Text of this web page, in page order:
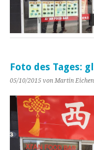
Foto des Tages:
05/10/2015 von Martin